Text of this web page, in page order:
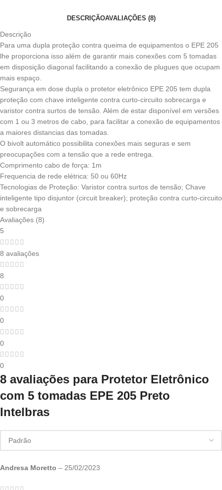
DESCRIÇÃOAVALIAÇÕES (8)
Descrição
Para uma dupla proteção contra queima de equipamentos o EPE 205
lhe proporciona isso além de garantir mais conexões com 5 tomadas
em disposição diagonal facilitando a conexão de plugues que ocupam
mais espaço.
Segurança em dose dupla o protetor eletrônico EPE 205 tem dupla
proteção com chave inteligente contra curto-circuito sobrecarga e
varistor contra surtos de tensão. Além de estar disponível em versões
com 1 ou 3 metros de cabo, para facilitar a conexão de equipamentos
a maiores distancias das tomadas.
O bivolt automático possibilita conexões mais seguras e sem
preocupações com a tensão que a rede entrega.
Comprimento cabo de força: 1m
Frequencia de rede elétrica: 50 ou 60Hz
Tecnologias de Proteção: Varistor contra surtos de tensão; Chave
inteligente tipo disjuntor (circuit breaker); proteção contra curto-circuito
e sobrecarga
Avaliações (8)
5
8 avaliações
8
0
0
0
0
8 avaliações para Protetor Eletrônico
com 5 tomadas EPE 205 Preto
Intelbras
Andresa Moretto – 25/02/2023